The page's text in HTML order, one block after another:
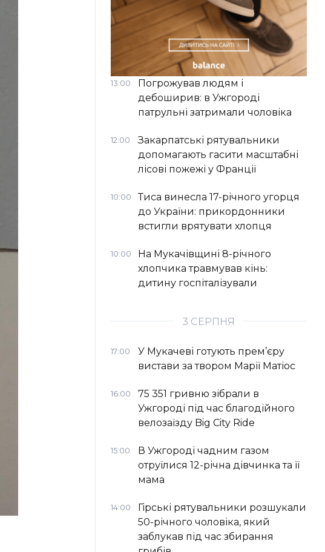
13:00
Погрожував людям і
дебоширив: в Ужгороді
патрульні затримали чоловіка
12:00
Закарпатські рятувальники
допомагають гасити масштабні
лісові пожежі у Франції
10:00
Тиса винесла 17-річного угорця
до України: прикордонники
встигли врятувати хлопця
10:00
На Мукачівщині 8-річного
хлопчика травмував кінь:
дитину госпіталізували
3 СЕРПНЯ
17:00
У Мукачеві готують прем’єру
вистави за твором Марії Матіос
16:00
75 351 гривню зібрали в
Ужгороді під час благодійного
велозаїзду Big Сity Ride
15:00
В Ужгороді чадним газом
отруїлися 12-річна дівчинка та її
мама
14:00
Гірські рятувальники розшукали
50-річного чоловіка, який
заблукав під час збирання